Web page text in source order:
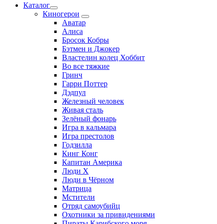
Каталог
Киногерои
Аватар
Алиса
Бросок Кобры
Бэтмен и Джокер
Властелин колец Хоббит
Во все тяжкие
Гринч
Гарри Поттер
Дэдпул
Железный человек
Живая сталь
Зелёный фонарь
Игра в кальмара
Игра престолов
Годзилла
Кинг Конг
Капитан Америка
Люди X
Люди в Чёрном
Матрица
Мстители
Отряд самоубийц
Охотники за привидениями